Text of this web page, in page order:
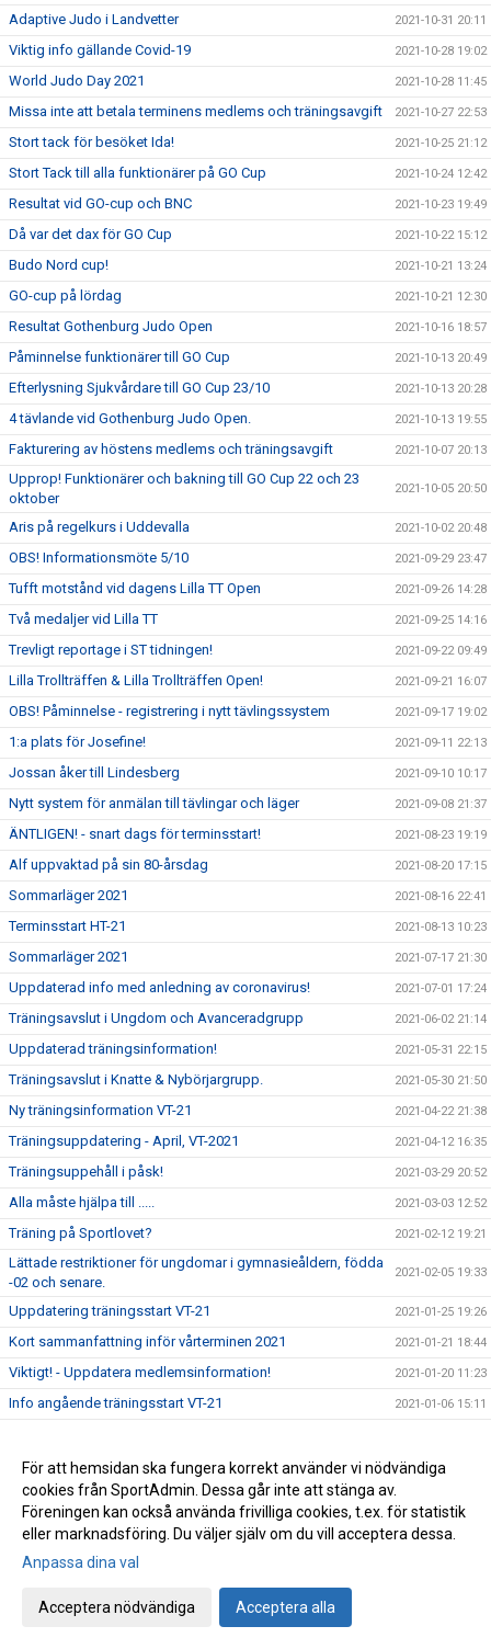
Adaptive Judo i Landvetter 2021-10-31 20:11
Viktig info gällande Covid-19 2021-10-28 19:02
World Judo Day 2021 2021-10-28 11:45
Missa inte att betala terminens medlems och träningsavgift 2021-10-27 22:53
Stort tack för besöket Ida! 2021-10-25 21:12
Stort Tack till alla funktionärer på GO Cup 2021-10-24 12:42
Resultat vid GO-cup och BNC 2021-10-23 19:49
Då var det dax för GO Cup 2021-10-22 15:12
Budo Nord cup! 2021-10-21 13:24
GO-cup på lördag 2021-10-21 12:30
Resultat Gothenburg Judo Open 2021-10-16 18:57
Påminnelse funktionärer till GO Cup 2021-10-13 20:49
Efterlysning Sjukvårdare till GO Cup 23/10 2021-10-13 20:28
4 tävlande vid Gothenburg Judo Open. 2021-10-13 19:55
Fakturering av höstens medlems och träningsavgift 2021-10-07 20:13
Upprop! Funktionärer och bakning till GO Cup 22 och 23
oktober
2021-10-05 20:50
Aris på regelkurs i Uddevalla 2021-10-02 20:48
OBS! Informationsmöte 5/10 2021-09-29 23:47
Tufft motstånd vid dagens Lilla TT Open 2021-09-26 14:28
Två medaljer vid Lilla TT 2021-09-25 14:16
Trevligt reportage i ST tidningen! 2021-09-22 09:49
Lilla Trollträffen & Lilla Trollträffen Open! 2021-09-21 16:07
OBS! Påminnelse - registrering i nytt tävlingssystem 2021-09-17 19:02
1:a plats för Josefine! 2021-09-11 22:13
Jossan åker till Lindesberg 2021-09-10 10:17
Nytt system för anmälan till tävlingar och läger 2021-09-08 21:37
ÄNTLIGEN! - snart dags för terminsstart! 2021-08-23 19:19
Alf uppvaktad på sin 80-årsdag 2021-08-20 17:15
Sommarläger 2021 2021-08-16 22:41
Terminsstart HT-21 2021-08-13 10:23
Sommarläger 2021 2021-07-17 21:30
Uppdaterad info med anledning av coronavirus! 2021-07-01 17:24
Träningsavslut i Ungdom och Avanceradgrupp 2021-06-02 21:14
Uppdaterad träningsinformation! 2021-05-31 22:15
Träningsavslut i Knatte & Nybörjargrupp. 2021-05-30 21:50
Ny träningsinformation VT-21 2021-04-22 21:38
Träningsuppdatering - April, VT-2021 2021-04-12 16:35
Träningsuppehåll i påsk! 2021-03-29 20:52
Alla måste hjälpa till ..... 2021-03-03 12:52
Träning på Sportlovet? 2021-02-12 19:21
Lättade restriktioner för ungdomar i gymnasieåldern, födda
-02 och senare.
2021-02-05 19:33
Uppdatering träningsstart VT-21 2021-01-25 19:26
Kort sammanfattning inför vårterminen 2021 2021-01-21 18:44
Viktigt! - Uppdatera medlemsinformation! 2021-01-20 11:23
Info angående träningsstart VT-21 2021-01-06 15:11
Årets pristagare 2020 (Året då Covid-19 gäckade oss alla) 2020-12-11 18:01
Avslutningsträning för Ungd.gruppen &
Avanceradgruppen.
2020-12-11 15:27
Avslutningsträning för Knatte och Nybörjargrupp! 2020-12-06 19:11
Terminsslutet är nära!
Missa inte klubbens Träningsbingo!
För att hemsidan ska fungera korrekt använder vi nödvändiga
cookies från SportAdmin. Dessa går inte att stänga av.
Föreningen kan också använda frivilliga cookies, t.ex. för statistik
eller marknadsföring. Du väljer själv om du vill acceptera dessa.
Anpassa dina val
Acceptera nödvändiga Acceptera alla